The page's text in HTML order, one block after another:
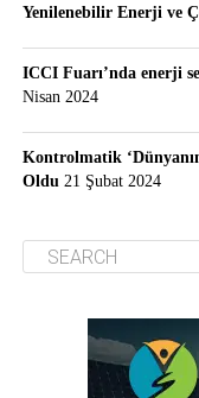
Yenilenebilir Enerji ve
ICCI Fuarı’nda enerji
Nisan 2024
Kontrolmatik
Oldu 21 Şubat 2024